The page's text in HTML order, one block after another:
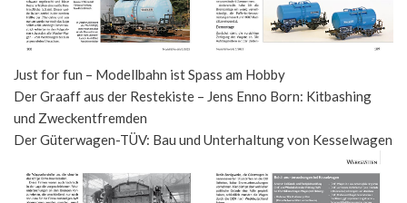
Just for fun – Modellbahn ist Spass am Hobby
Der Graaff aus der Restekiste – Jens Enno Born: Kitbashing
und Zweckentfremden
Der Güterwagen-TÜV: Bau und Unterhaltung von Kesselwagen